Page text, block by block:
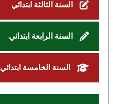
السنة الثالثة ابتدائي
السنة الرابعة ابتدائي
السنة الخامسة ابتدائي